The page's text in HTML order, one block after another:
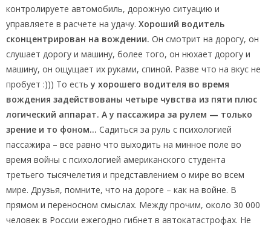
контролируете автомобиль, дорожную ситуацию и
управляете в расчете на удачу. Хороший водитель
сконцентрирован на вождении. Он смотрит на дорогу, он
слушает дорогу и машину, более того, он нюхает дорогу и
машину, он ощущает их руками, спиной. Разве что на вкус не
пробует :))) То есть у хорошего водителя во время
вождения задействованы четыре чувства из пяти плюс
логический аппарат. А у пассажира за рулем — только
зрение и то фоном… Садиться за руль с психологией
пассажира – все равно что выходить на минное поле во
время войны с психологией американского студента
третьего тысячелетия и представлением о мире во всем
мире. Друзья, помните, что на дороге – как на войне. В
прямом и переносном смыслах. Между прочим, около 30 000
человек в России ежегодно гибнет в автокатастрофах. Не